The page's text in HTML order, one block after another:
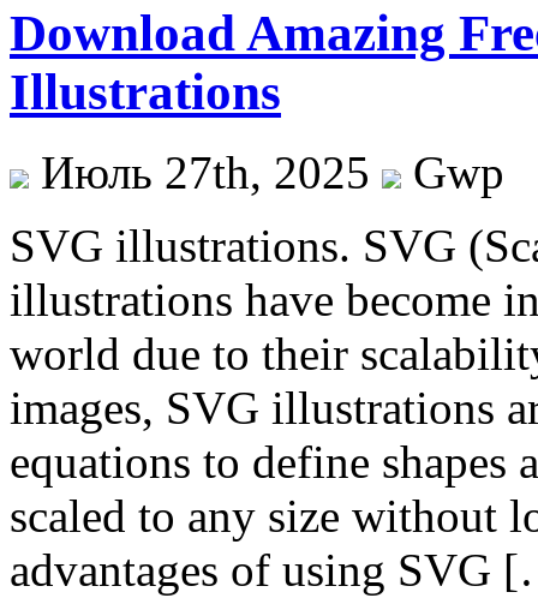
Download Amazing
Illustrations
Июль 27th, 2025
Gwp
SVG illustrations. SVG
illustrations have become
world due to their
images, SVG illustrations
equations to define
scaled to any size without
advantages of using SVG